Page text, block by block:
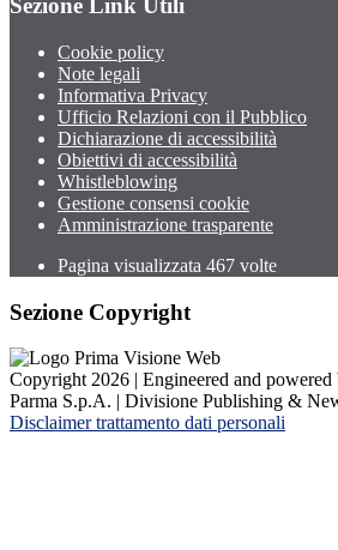
Sezione Link Utili
Cookie policy
Note legali
Informativa Privacy
Ufficio Relazioni con il Pubblico
Dichiarazione di accessibilità
Obiettivi di accessibilità
Whistleblowing
Gestione consensi cookie
Amministrazione trasparente
Pagina visualizzata 467 volte
Sezione Copyright
Copyright 2026 | Engineered and
Parma S.p.A. | Divisione Publishing &
Disclaimer trattamento dati personali